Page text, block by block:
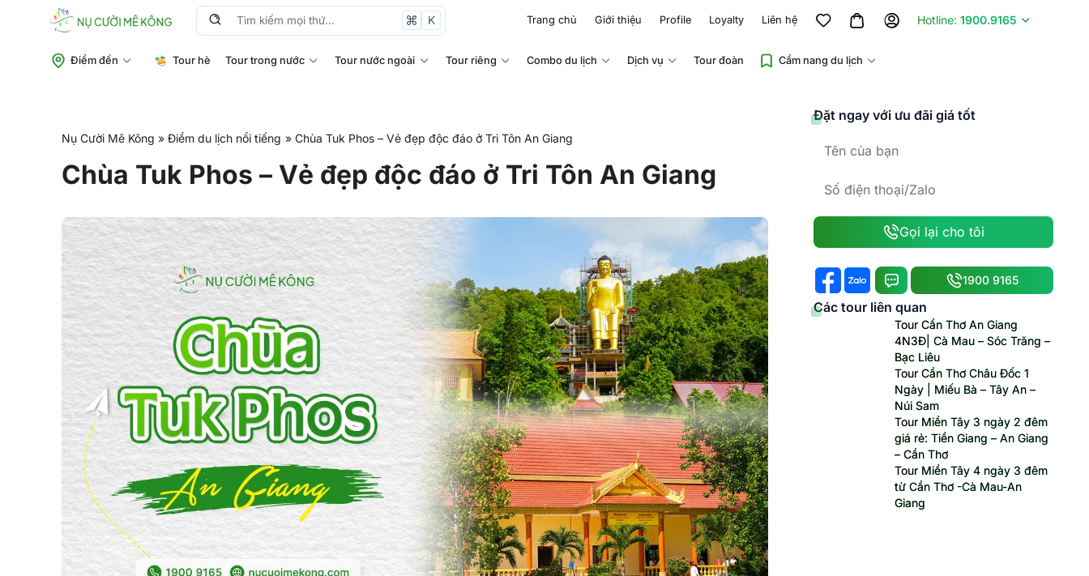
Tìm
K Trang chủ Giới thiệu Profile Loyalty Liên hệ Hotline: 1900.9165
Điểm đến Tour hè Tour trong nước Tour nước ngoài Tour riêng Combo du lịch Dịch vụ Tour đoàn Cẩm nang du lịch
Nụ Cười Mê Kông » Điểm du lịch nổi tiếng » Chùa Tuk Phos – Vẻ đẹp độc đáo ở Tri Tôn An Giang
Chùa Tuk Phos – Vẻ đẹp độc đáo ở Tri Tôn An Giang
Đặt ngay với ưu đãi giá tốt
Gọi lại cho tôi
1900 9165
Các tour liên quan
Tour Cần Thơ An Giang
4N3Đ| Cà Mau – Sóc Trăng –
Bạc Liêu
Tour Cần Thơ Châu Đốc 1
Ngày | Miếu Bà – Tây An –
Núi Sam
Tour Miền Tây 3 ngày 2 đêm
giá rẻ: Tiền Giang – An Giang
– Cần Thơ
Tour Miền Tây 4 ngày 3 đêm
từ Cần Thơ -Cà Mau-An
Giang